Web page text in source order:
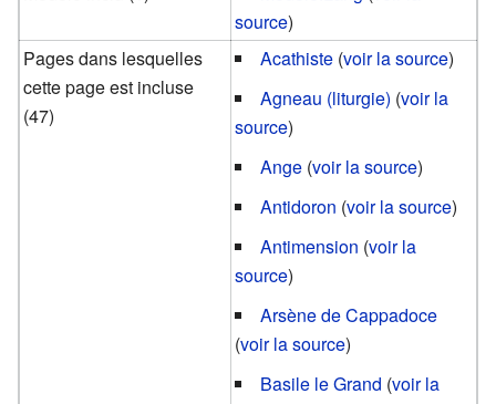
source)
Pages dans lesquelles
cette page est incluse
(47)
Acathiste (voir la source)
Agneau (liturgie) (voir la
source)
Ange (voir la source)
Antidoron (voir la source)
Antimension (voir la
source)
Arsène de Cappadoce
(voir la source)
Basile le Grand (voir la